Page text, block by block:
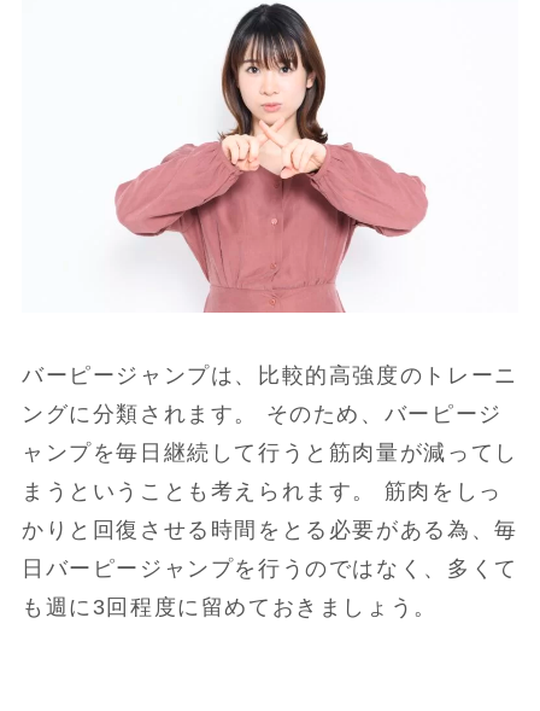
バーピージャンプは、比較的高強度のトレーニ
ングに分類されます。 そのため、バーピージ
ャンプを毎日継続して行うと筋肉量が減ってし
まうということも考えられます。 筋肉をしっ
かりと回復させる時間をとる必要がある為、毎
日バーピージャンプを行うのではなく、多くて
も週に3回程度に留めておきましょう。